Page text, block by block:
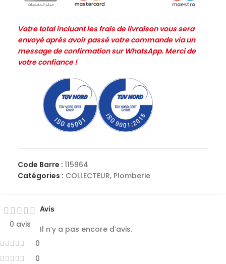
Votre total incluant les frais de livraison vous sera
envoyé après avoir passé votre commande via un
message de confirmation sur WhatsApp. Merci de
votre confiance !
Code Barre : 115964
Catégories : COLLECTEUR, Plomberie
0 avis
0
0
Avis
Il n’y a pas encore d’avis.